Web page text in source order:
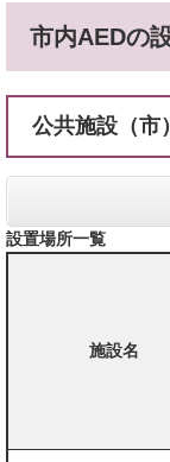
市内AEDの
公共施設（市）
設置場所一覧
施設名